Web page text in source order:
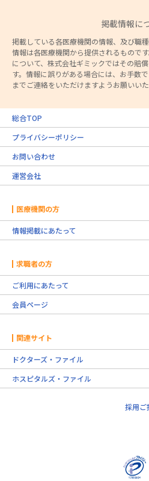
掲載情報に
掲載している各医療機関の情報、及び職
情報は各医療機関から提供されるもので
について、株式会社ギミックではその賠
す。情報に誤りがある場合には、お手数
までご連絡をいただけますようお願いいた
総合TOP
プライバシーポリシー
お問い合わせ
運営会社
医療機関の方
情報掲載にあたって
求職者の方
ご利用にあたって
会員ページ
関連サイト
ドクターズ・ファイル
ホスピタルズ・ファイル
採用ご